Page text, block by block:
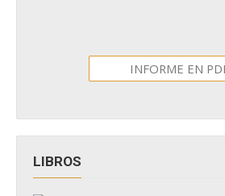
INFORME EN
LIBROS